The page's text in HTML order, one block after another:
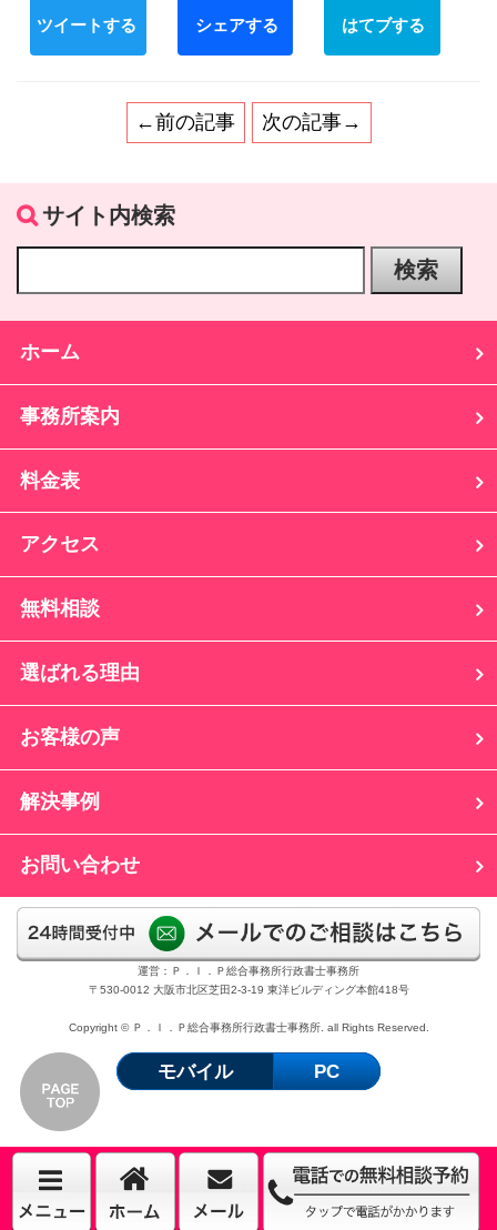
Twitter Facebook
←前の記事 次の記事→
サイト内検索
ホーム
事務所案内
料金表
アクセス
無料相談
選ばれる理由
お客様の声
解決事例
お問い合わせ
運営：Ｐ．Ｉ．Ｐ総合事務所行政書士事務所
〒530-0012 大阪市北区芝田2-3-19 東洋ビルディング本館418号
Copyright © Ｐ．Ｉ．Ｐ総合事務所行政書士事務所. all Rights Reserved.
モバイル PC